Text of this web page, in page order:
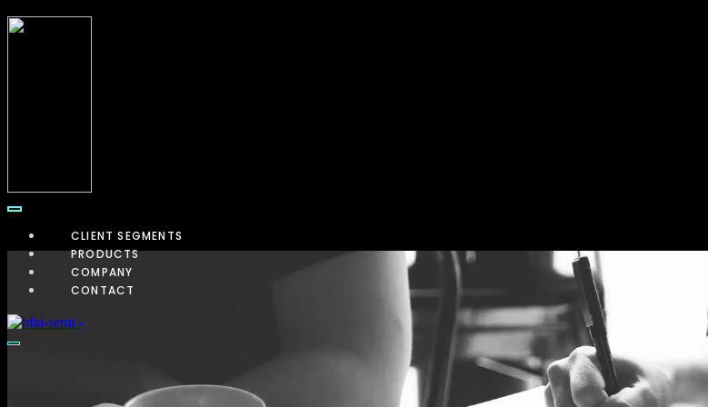
CLIENT SEGMENTS
PRODUCTS
COMPANY
CONTACT